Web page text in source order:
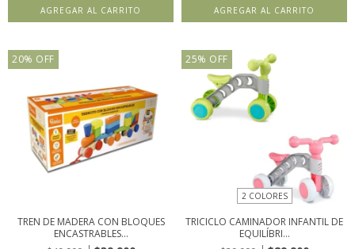
AGREGAR AL CARRITO
20% OFF
TREN DE MADERA CON BLOQUES
ENCASTRABLES...
25% OFF
2 COLORES
TRICICLO CAMINADOR INFANTIL DE
EQUILÍBRI...